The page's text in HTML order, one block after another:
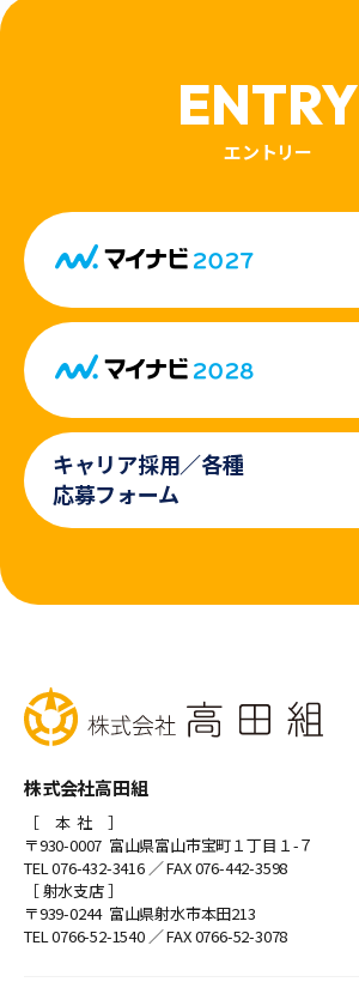
ENTRY
エントリー
キャリア採用／各種
応募フォーム
株式会社高田組
［ 本 社 ］
〒930-0007 富山県富山市宝町１丁目１-７
TEL 076-432-3416／ FAX 076-442-3598
［ 射水支店 ］
〒939-0244 富山県射水市本田213
TEL 0766-52-1540／ FAX 0766-52-3078